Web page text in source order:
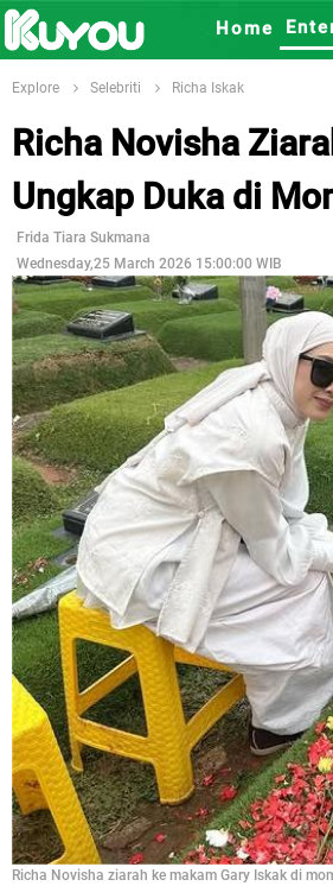
Home
Explore Selebriti Richa Iskak
Richa Novisha
Ungkap Duka di
Frida Tiara Sukmana
Wednesday,25 March 2026 15:00:00 WIB
Richa Novisha ziarah ke makam Gary Iskak di